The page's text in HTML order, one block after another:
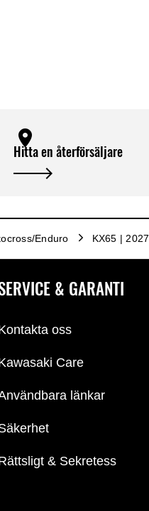
Hitta en återförsäljare
Enduro KX65 | 2027
& GARANTI
oss
Care
länkar
& Sekretess